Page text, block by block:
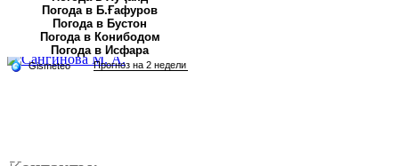
июня 1978 года в городе
Худжанде. По
национальности...
Погода в Б.Ғафуров
Погода в Бустон
Погода в Конибодом
Погода в Исфара